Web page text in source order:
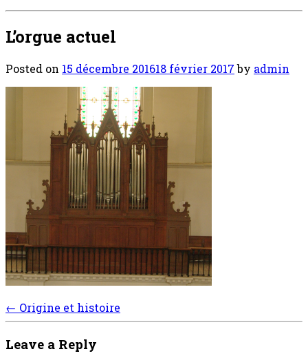
L’orgue actuel
Posted on 15 décembre 201618 février 2017by admin
Post
navigation
← Origine et histoire
Leave a Reply